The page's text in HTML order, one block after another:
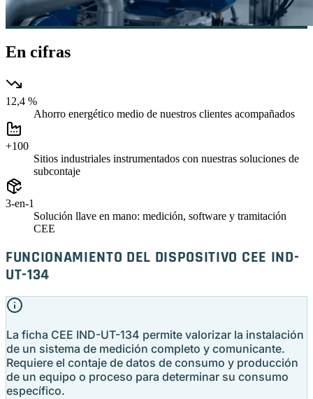
En cifras
12,4 %
Ahorro energético medio de nuestros clientes acompañados
+100
Sitios industriales instrumentados con nuestras soluciones de
subcontaje
3-en-1
Solución llave en mano: medición, software y tramitación
CEE
FUNCIONAMIENTO DEL DISPOSITIVO CEE IND-
UT-134
La ficha CEE IND-UT-134 permite valorizar la instalación
de un sistema de medición completo y comunicante.
Requiere el contaje de datos de consumo y producción
de un equipo o proceso para determinar su consumo
específico.